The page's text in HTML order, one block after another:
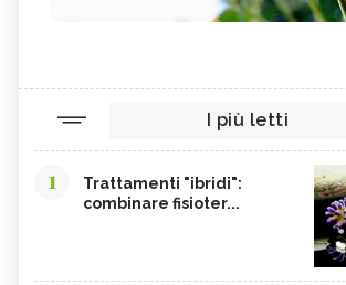
I più letti
1
Trattamenti "ibridi":
combinare fisioter...